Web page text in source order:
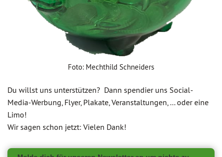
Foto: Mechthild Schneiders
Du willst uns unterstützen? Dann spendier uns Social-
Media-Werbung, Flyer, Plakate, Veranstaltungen, ... oder eine
Limo!
Wir sagen schon jetzt: Vielen Dank!